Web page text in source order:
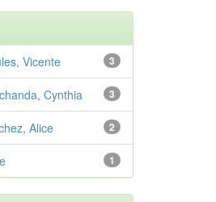
3
Vicente
3
Cynthia
2
Alice
1